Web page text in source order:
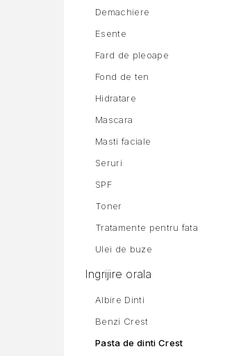
Demachiere
Esente
Fard de pleoape
Fond de ten
Hidratare
Mascara
Masti faciale
Seruri
SPF
Toner
Tratamente pentru fata
Ulei de buze
Ingrijire orala
Albire Dinti
Benzi Crest
Pasta de dinti Crest